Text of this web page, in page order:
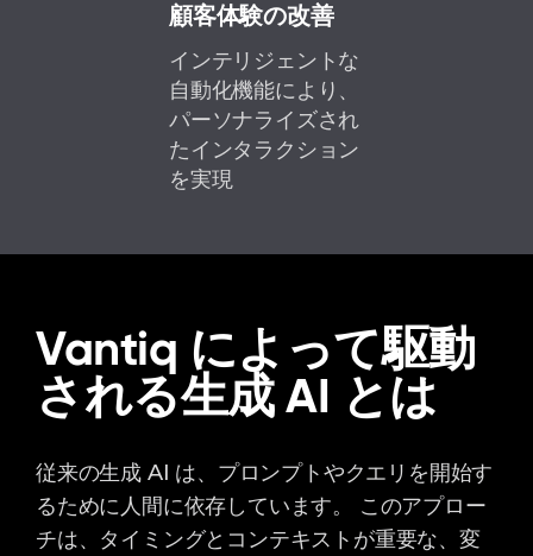
顧客体験の改善
インテリジェントな
自動化機能により、
パーソナライズされ
たインタラクション
を実現
Vantiq によって駆動
される生成 AI とは
従来の生成 AI は、プロンプトやクエリを開始す
るために人間に依存しています。 このアプロー
チは、タイミングとコンテキストが重要な、変